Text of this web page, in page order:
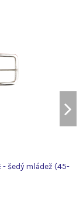
- šedý mládež (45-